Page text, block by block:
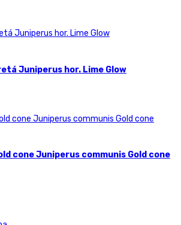
Juniperus hor. Lime Glow
cone Juniperus communis Gold cone